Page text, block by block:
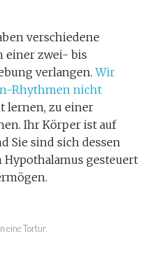
verschiedene
einer zwei- bis
verlangen.Wir
Rhythmen nicht
lernen, zu einer
Ihr Körper ist auf
Sie sind sich dessen
gesteuert
eine Tortur.